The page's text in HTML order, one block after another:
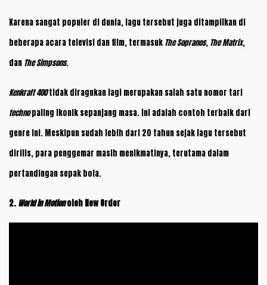
Karena sangat populer di dunia, lagu tersebut juga ditampilkan di
beberapa acara televisi dan film, termasuk The Sopranos, The Matrix,
dan The Simpsons.
Kenkraft 400tidak diragukan lagi merupakan salah satu nomor tari
technopaling ikonik sepanjang masa. Ini adalah contoh terbaik dari
genre ini. Meskipun sudah lebih dari 20 tahun sejak lagu tersebut
dirilis, para penggemar masih menikmatinya, terutama dalam
pertandingan sepak bola.
2. World in Motionoleh New Order